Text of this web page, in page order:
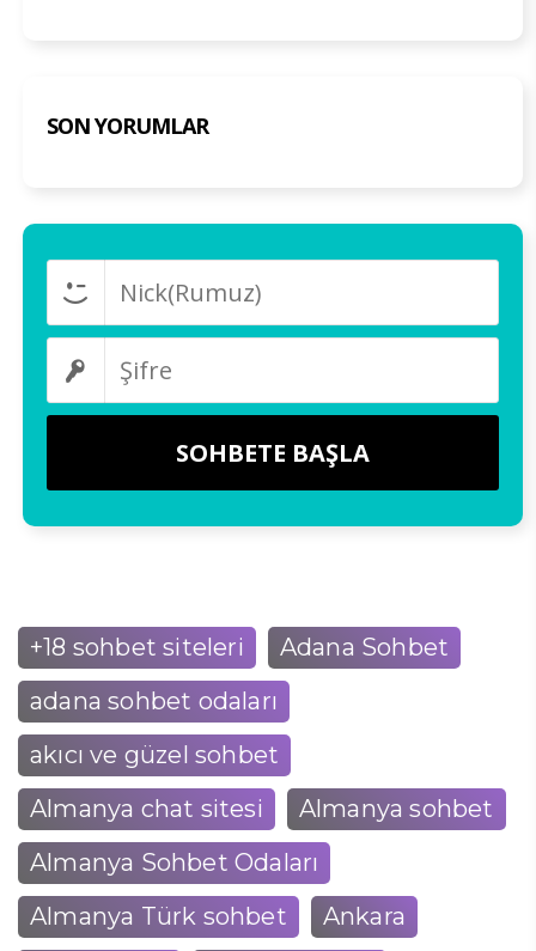
SON YORUMLAR
+18 sohbet siteleri
Adana Sohbet
adana sohbet odaları
akıcı ve güzel sohbet
Almanya chat sitesi
Almanya sohbet
Almanya Sohbet Odaları
Almanya Türk sohbet
Ankara